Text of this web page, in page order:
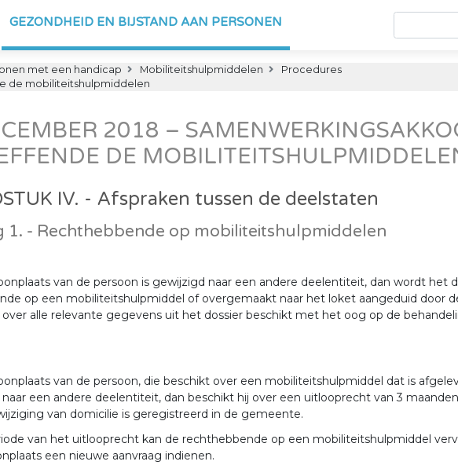
GEZONDHEID EN BIJSTAND AAN PERSONEN
met een handicap Mobiliteitshulpmiddelen
Procedures
de mobiliteitshulpmiddelen
2018 –
DE
IV. - Afspraken tussen de deelstaten
1. - Rechthebbende op mobiliteitshulpmiddelen
van de persoon is gewijzigd naar een andere deelentiteit, dan wordt het
op een mobiliteitshulpmiddel of overgemaakt naar het loket aangeduid door
alle relevante gegevens uit het dossier beschikt met het oog op de
van de persoon, die beschikt over een mobiliteitshulpmiddel dat is
een andere deelentiteit, dan beschikt hij over een uitlooprecht van 3
van domicilie is geregistreerd in de gemeente.
van het uitlooprecht kan de rechthebbende op een mobiliteitshulpmiddel
een nieuwe aanvraag indienen.